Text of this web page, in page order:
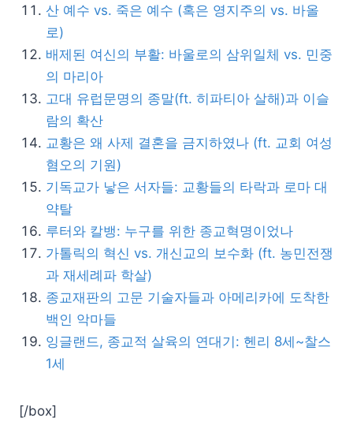
산 예수 vs. 죽은 예수 (혹은 영지주의 vs. 바올
로)
배제된 여신의 부활: 바울로의 삼위일체 vs. 민중
의 마리아
고대 유럽문명의 종말(ft. 히파티아 살해)과 이슬
람의 확산
교황은 왜 사제 결혼을 금지하였나 (ft. 교회 여성
혐오의 기원)
기독교가 낳은 서자들: 교황들의 타락과 로마 대
약탈
루터와 칼뱅: 누구를 위한 종교혁명이었나
가톨릭의 혁신 vs. 개신교의 보수화 (ft. 농민전쟁
과 재세례파 학살)
종교재판의 고문 기술자들과 아메리카에 도착한
백인 악마들
잉글랜드, 종교적 살육의 연대기: 헨리 8세~찰스
1세
[/box]